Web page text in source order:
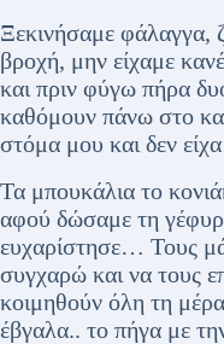
Ξεκινήσαμε φάλαγγα,
βροχή, μην είχαμε
και πριν φύγω πήρα
καθόμουν πάνω στο
στόμα μου και δεν
Τα μπουκάλια το
αφού δώσαμε τη
ευχαρίστησε… Τους
συγχαρώ και να τους
κοιμηθούν όλη τη
έβγαλα.. το πήγα με